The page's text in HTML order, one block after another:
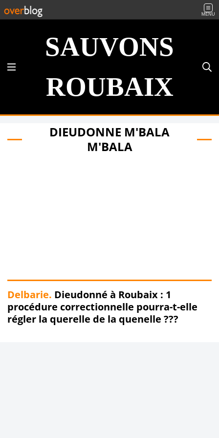
MENU
SAUVONS
ROUBAIX
DIEUDONNE M'BALA
M'BALA
Delbarie. Dieudonné à Roubaix : 1
procédure correctionnelle pourra-t-elle
régler la querelle de la quenelle ???